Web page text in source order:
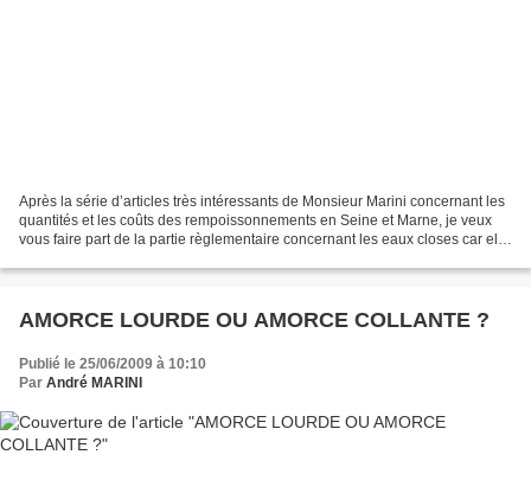
Après la série d’articles très intéressants de Monsieur Marini concernant les
quantités et les coûts des rempoissonnements en Seine et Marne, je veux
vous faire part de la partie règlementaire concernant les eaux closes car elle
AMORCE LOURDE OU AMORCE COLLANTE ?
Publié le 25/06/2009 à 10:10
Par André MARINI